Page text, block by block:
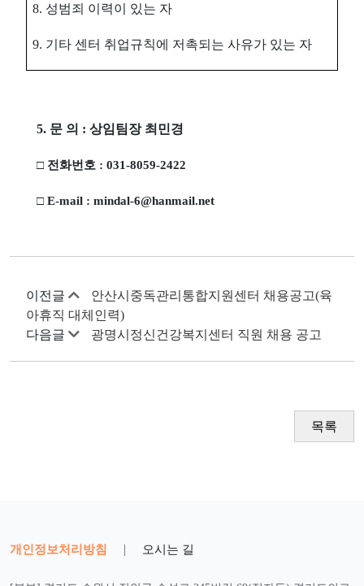
8. 성범죄 이력이 있는 자
9. 기타 센터 취업규칙에 저촉되는 사유가 있는 자
5. 문 의 :상임팀장 최민경
□ 전화번호 : 031-8059-2422
□E-mail : mindal-6@hanmail.net
이전글
안산시중독관리통합지원센터 채용공고(육
아휴직 대체인력)
다음글
광명시정신건강복지센터 직원 채용 공고
목록
개인정보처리방침 | 오시는 길